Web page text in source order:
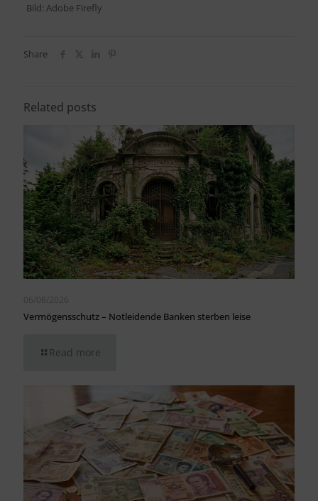
Bild: Adobe Firefly
Share
Related posts
06/08/2026
Vermögensschutz – Notleidende Banken sterben leise
Read more